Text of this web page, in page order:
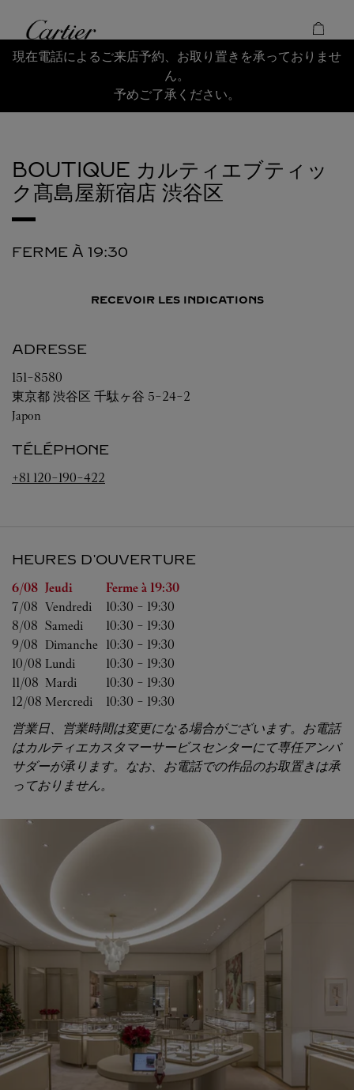
Cartier
Return to Nav
現在電話によるご来店予約、お取り置きを承っておりませ
ん。
予めご了承ください。
BOUTIQUE カルティエブティッ
ク髙島屋新宿店 渋谷区
FERME À 19:30
RECEVOIR LES INDICATIONS
ADRESSE
151-8580
東京都 渋谷区 千駄ヶ谷 5-24-2
Japon
TÉLÉPHONE
+81 120-190-422
HEURES D'OUVERTURE
Jour de la semaine Heures d'ouverture
6/08 Jeudi Ferme à 19:30
7/08 Vendredi 10:30 - 19:30
8/08 Samedi 10:30 - 19:30
9/08 Dimanche 10:30 - 19:30
10/08 Lundi 10:30 - 19:30
11/08 Mardi 10:30 - 19:30
12/08 Mercredi 10:30 - 19:30
営業日、営業時間は変更になる場合がございます。お電話
はカルティエカスタマーサービスセンターにて専任アンバ
サダーが承ります。なお、お電話での作品のお取置きは承
っておりません。